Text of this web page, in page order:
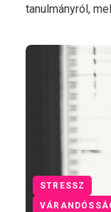
tanulmányról,
STRESSZ